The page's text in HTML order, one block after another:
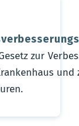
zur
und